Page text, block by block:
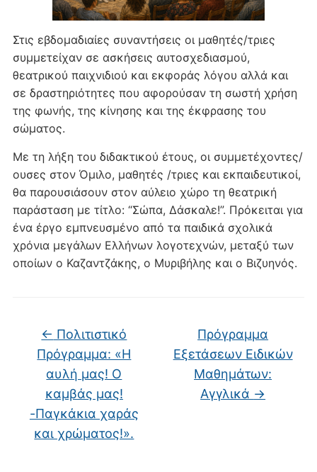
Στις εβδομαδιαίες συναντήσεις οι μαθητές/τριες
συμμετείχαν σε ασκήσεις αυτοσχεδιασμού,
θεατρικού παιχνιδιού και εκφοράς λόγου αλλά και
σε δραστηριότητες που αφορούσαν τη σωστή χρήση
της φωνής, της κίνησης και της έκφρασης του
σώματος.
Με τη λήξη του διδακτικού έτους, οι συμμετέχοντες/
ουσες στον Όμιλο, μαθητές /τριες και εκπαιδευτικοί,
θα παρουσιάσουν στον αύλειο χώρο τη θεατρική
παράσταση με τίτλο: “Σώπα, Δάσκαλε!”. Πρόκειται για
ένα έργο εμπνευσμένο από τα παιδικά σχολικά
χρόνια μεγάλων Ελλήνων λογοτεχνών, μεταξύ των
οποίων ο Καζαντζάκης, ο Μυριβήλης και ο Βιζυηνός.
← Πολιτιστικό
Πρόγραμμα: «Η
αυλή μας! Ο
καμβάς μας!
-Παγκάκια χαράς
και χρώματος!».
Πρόγραμμα
Εξετάσεων Ειδικών
Μαθημάτων:
Αγγλικά →